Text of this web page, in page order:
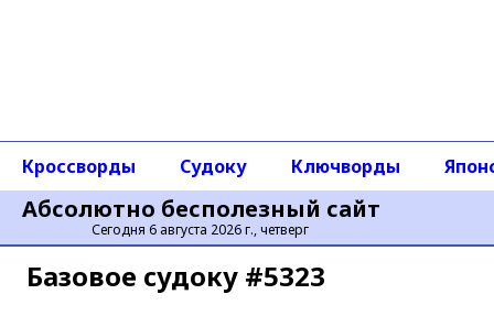
Абсолютно бесполезный сайт
Сегодня 6 августа 2026 г., четверг
Кроссворды Судоку Ключворды
Базовое cудоку #5323